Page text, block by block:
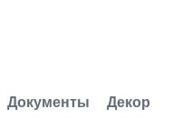
Документы Декор